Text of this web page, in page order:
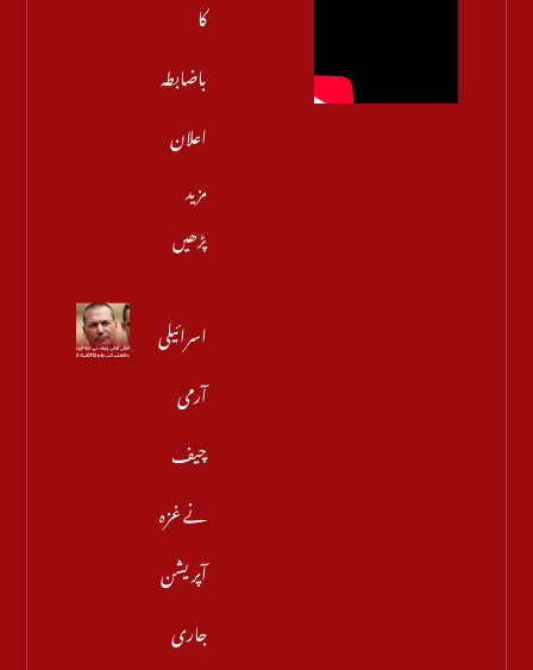
کا
باضابطہ
اعلان
مزید
پڑھیں
اسرائیلی
آرمی
چیف
نے غزہ
آپریشن
جاری